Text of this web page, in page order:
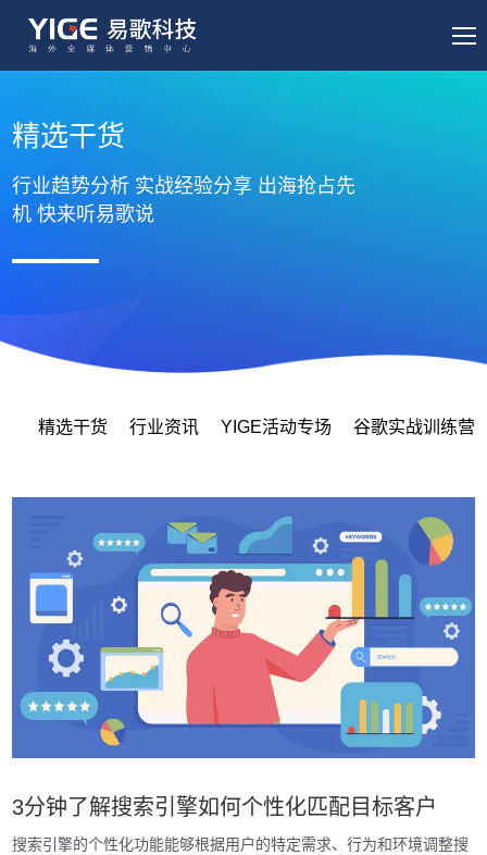
精选干货
行业趋势分析 实战经验分享 出海抢占先
机 快来听易歌说
精选干货 行业资讯 YIGE活动专场 谷歌实战训练营
3分钟了解搜索引擎如何个性化匹配目标客户
搜索引擎的个性化功能能够根据用户的特定需求、行为和环境调整搜